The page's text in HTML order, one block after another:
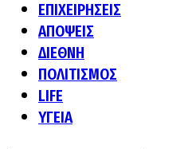
ΕΠΙΧΕΙΡΗΣΕΙΣ
ΑΠΟΨΕΙΣ
ΔΙΕΘΝΗ
ΠΟΛΙΤΙΣΜΟΣ
LIFE
ΥΓΕΙΑ